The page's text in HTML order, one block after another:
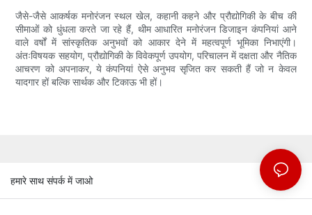
जैसे-जैसे आकर्षक मनोरंजन स्थल खेल, कहानी कहने और प्रौद्योगिकी के बीच की
सीमाओं को धुंधला करते जा रहे हैं, थीम आधारित मनोरंजन डिजाइन कंपनियां आने
वाले वर्षों में सांस्कृतिक अनुभवों को आकार देने में महत्वपूर्ण भूमिका निभाएंगी।
अंतःविषयक सहयोग, प्रौद्योगिकी के विवेकपूर्ण उपयोग, परिचालन में दक्षता और नैतिक
आचरण को अपनाकर, ये कंपनियां ऐसे अनुभव सृजित कर सकती हैं जो न केवल
यादगार हों बल्कि सार्थक और टिकाऊ भी हों।
हमारे साथ संपर्क में जाओ